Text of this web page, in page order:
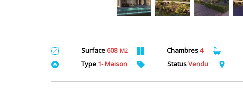
Surface 608 M2 Chambres4
Type 1- Maison StatusVendu